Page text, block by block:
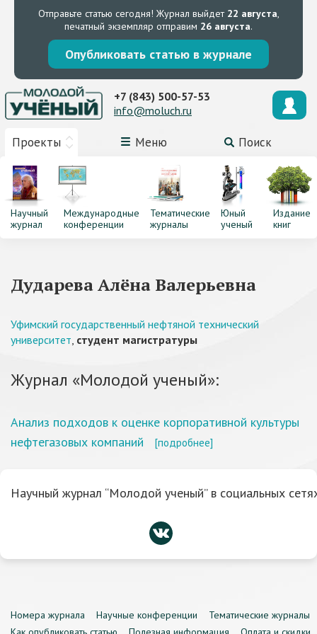
Отправьте статью сегодня! Журнал выйдет 22 августа,
печатный экземпляр отправим 26 августа.
Опубликовать статью в журнале
Проекты Меню Поиск
+7 (843) 500-57-53
info@moluch.ru
Научный
журнал
Международные
конференции
Тематические
журналы
Юный
ученый
Издание
книг
Дударева Алёна Валерьевна
Уфимский государственный нефтяной технический
университет, студент магистратуры
Журнал «Молодой ученый»:
Анализ подходов к оценке корпоративной культуры
нефтегазовых компаний
[подробнее]
Научный журнал “Молодой ученый” в социальных
Номера журнала Научные конференции
Тематические журналы